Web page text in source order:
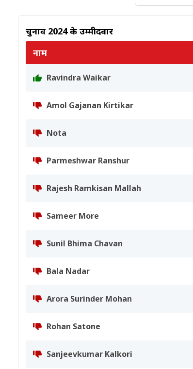
चुनाव 2024 के उम्मीदवार
नाम
Ravindra Waikar
Amol Gajanan Kirtikar
Nota
Parmeshwar Ranshur
Rajesh Ramkisan Mallah
Sameer More
Sunil Bhima Chavan
Bala Nadar
Arora Surinder Mohan
Rohan Satone
Sanjeevkumar Kalkori